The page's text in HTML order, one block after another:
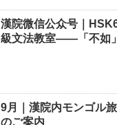
漢院微信公众号｜
級文法教室——「不如」
9月｜漢院内モンゴル
のご案内